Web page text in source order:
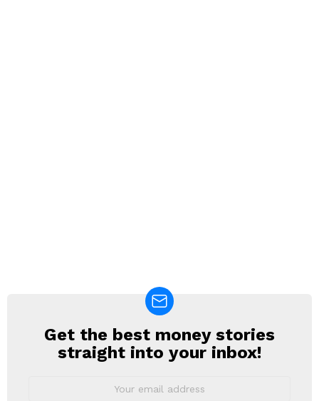
NEWSLETTER
Get the best money stories
straight into your inbox!